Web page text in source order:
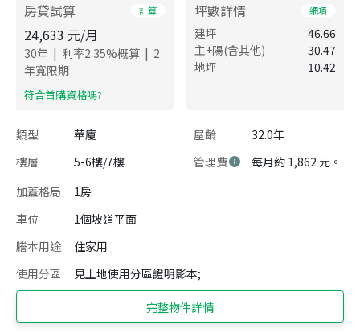
房貸試算 計算
24,633 元/月
30年 | 利率2.35%概算 | 2
年寬限期
​符合首購資格嗎?
坪數詳情 細項
建坪
46.66
主+陽(含其他)
30.47
地坪
10.42
類型 華廈 屋齡
32.0年
樓層
5-6樓/7樓 管理費
每月約 1,862 元。
加蓋格局
1房
車位
1個坡道平面
謄本用途
住家用
使用分區
見土地使用分區證明影本;
完整物件詳情